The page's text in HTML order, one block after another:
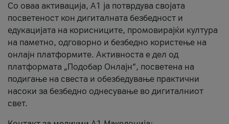
Со оваа активација, А1 ја потврдува својата
посветеност кон дигиталната безбедност и
едукацијата на корисниците, промовирајќи култура
на паметно, одговорно и безбедно користење на
онлајн платформите. Активноста е дел од
платформата „Подобар Онлајн“, посветена на
подигање на свеста и обезбедување практични
насоки за безбедно однесување во дигиталниот
свет.